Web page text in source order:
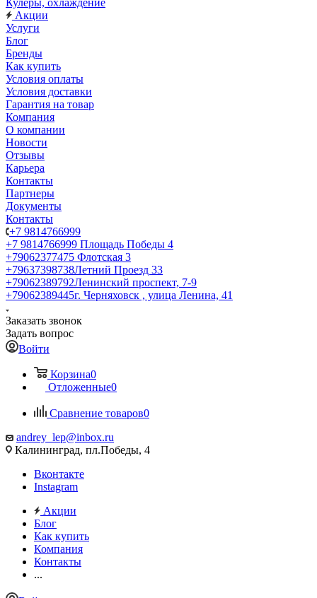
Кулеры, охлаждение
Акции
Услуги
Блог
Бренды
Как купить
Условия оплаты
Условия доставки
Гарантия на товар
Компания
О компании
Новости
Отзывы
Карьера
Контакты
Партнеры
Документы
Контакты
+7 9814766999
+7 9814766999 Площадь Победы 4
+79062377475 Флотская 3
+79637398738Летний Проезд 33
+79062389792Ленинский проспект, 7-9
+79062389445г. Черняховск , улица Ленина, 41
Заказать звонок
Задать вопрос
Войти
Корзина0
Отложенные0
Сравнение товаров0
andrey_lep@inbox.ru
Калининград, пл.Победы, 4
Вконтакте
Instagram
Акции
Блог
Как купить
Компания
Контакты
...